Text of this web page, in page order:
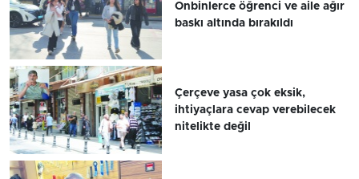
Onbinlerce öğrenci ve aile ağır
baskı altında bırakıldı
Çerçeve yasa çok eksik,
ihtiyaçlara cevap verebilecek
nitelikte değil